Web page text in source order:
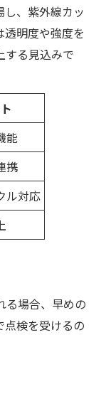
、紫外線カッ
透明度や強度を
する見込みで
能
携
ル対応
る場合、早めの
点検を受けるの